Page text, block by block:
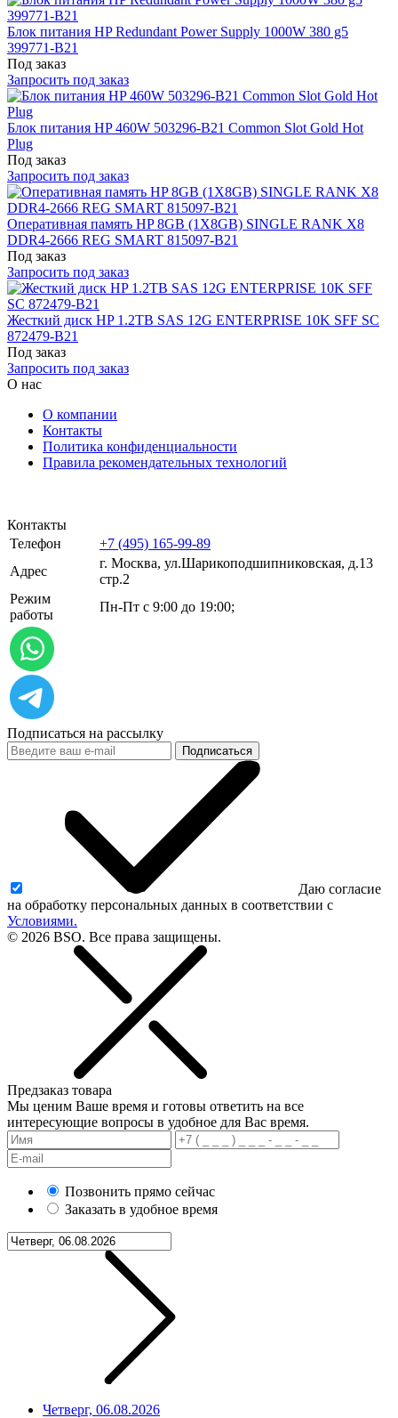
Блок питания HP Redundant Power Supply 1000W 380 g5
399771-B21
Под заказ
Запросить под заказ
Блок питания HP 460W 503296-B21 Common Slot Gold Hot
Plug
Под заказ
Запросить под заказ
Оперативная память HP 8GB (1X8GB) SINGLE RANK X8
DDR4-2666 REG SMART 815097-B21
Под заказ
Запросить под заказ
Жесткий диск HP 1.2TB SAS 12G ENTERPRISE 10K SFF SC
872479-B21
Под заказ
Запросить под заказ
О нас
О компании
Контакты
Политика конфиденциальности
Правила рекомендательных технологий
Контакты
Телефон
+7 (495) 165-99-89
Адрес
г. Москва, ул.​​Шарикоподшипниковская, д.13
стр.2
Режим
работы
Пн-Пт с 9:00 до 19:00;
Подписаться на рассылку
Подписаться
Даю согласие
на обработку персональных данных в соответствии с
Условиями.
© 2026 BSO. Все права защищены.
Предзаказ товара
Мы ценим Ваше время и готовы ответить на все
интересующие вопросы в удобное для Вас время.
Позвонить прямо сейчас
Заказать в удобное время
Четверг, 06.08.2026